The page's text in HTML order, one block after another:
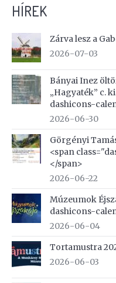
HÍREK
Zárva lesz a
2026-07-03
Bányai Inez
„Hagyaték” c.
dashicons-
2026-06-30
Görgényi
<span
</span>
2026-06-22
Múzeumok
dashicons-
2026-06-04
Tortamustra
2026-06-03